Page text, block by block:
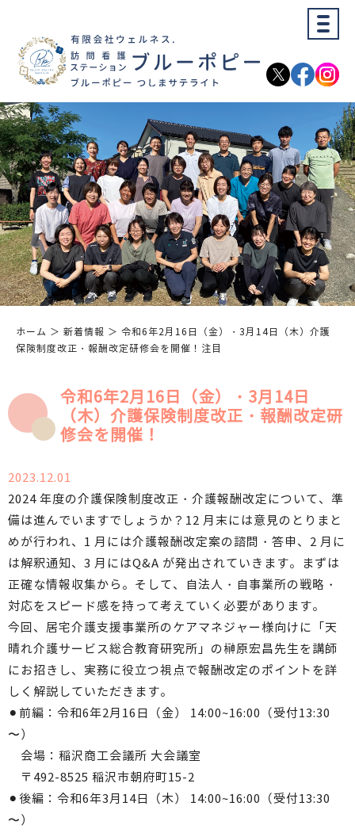
ホーム ＞ 新着情報 ＞ 令和6年2月16日（金）・3月14日（木）介護
保険制度改正・報酬改定研修会を開催！注目
令和6年2月16日（金）・3月14日
（木）介護保険制度改正・報酬改定研
修会を開催！
2023.12.01
2024 年度の介護保険制度改正・介護報酬改定について、準
備は進んでいますでしょうか？12 月末には意見のとりまと
めが行われ、1 月には介護報酬改定案の諮問・答申、2 月に
は解釈通知、3 月にはQ&A が発出されていきます。まずは
正確な情報収集から。そして、自法人・自事業所の戦略・
対応をスピード感を持って考えていく必要があります。
今回、居宅介護支援事業所のケアマネジャー様向けに「天
晴れ介護サービス総合教育研究所」の榊原宏昌先生を講師
にお招きし、実務に役立つ視点で報酬改定のポイントを詳
しく解説していただきます。
⚫︎前編：令和6年2月16日（金） 14:00~16:00（受付13:30
〜）
会場：稲沢商工会議所 大会議室
〒492-8525 稲沢市朝府町15-2
⚫︎後編：令和6年3月14日（木） 14:00~16:00（受付13:30
〜）